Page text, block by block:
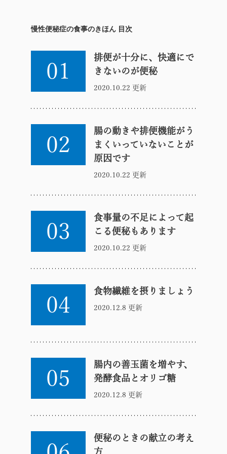
慢性便秘症の食事のきほん 目次
01
排便が十分に、快適にで
きないのが便秘
2020.10.22 更新
02
腸の動きや排便機能がう
まくいっていないことが
原因です
2020.10.22 更新
03
食事量の不足によって起
こる便秘もあります
2020.10.22 更新
04
食物繊維を摂りましょう
2020.12.8 更新
05
腸内の善玉菌を増やす、
発酵食品とオリゴ糖
2020.12.8 更新
便秘のときの献立の考え
方